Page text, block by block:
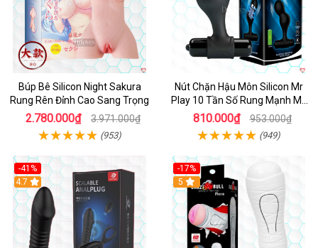
Búp Bê Silicon Night Sakura
Rung Rên Đỉnh Cao Sang Trọng
2.780.000₫ 3.971.000₫
(953)
Nút Chặn Hậu Môn Silicon Mr
Play 10 Tần Số Rung Mạnh Mẽ
Kích Thích
810.000₫ 953.000₫
(949)
-41%
Hot
4.7
-17%
5